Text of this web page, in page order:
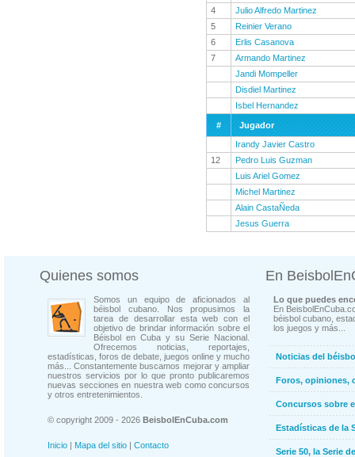
4
Julio Alfredo Martinez
5
Reinier Verano
6
Erlis Casanova
7
Armando Martinez
Jandi Mompeller
Disdiel Martinez
Isbel Hernandez
#
Jugador
Irandy Javier Castro
12
Pedro Luis Guzman
Luis Ariel Gomez
Michel Martinez
Alain CastaÑeda
Jesus Guerra
Quienes somos
Somos un equipo de aficionados al
béisbol cubano. Nos propusimos la
tarea de desarrollar esta web con el
objetivo de brindar información sobre el
Béisbol en Cuba y su Serie Nacional.
Ofrecemos noticias, reportajes,
estadísticas, foros de debate, juegos online y mucho
más... Constantemente buscamos mejorar y ampliar
nuestros servicios por lo que pronto publicaremos
nuevas secciones en nuestra web como concursos
y otros entretenimientos.
© copyright 2009 - 2026 BeisbolEnCuba.com
Inicio | Mapa del sitio | Contacto
En
Lo que puedes
En
béisbol cubano,
los juegos y más...
Noticias del
Foros, opiniones,
Concursos sobre
Estadísticas de la
Serie 50, la Serie